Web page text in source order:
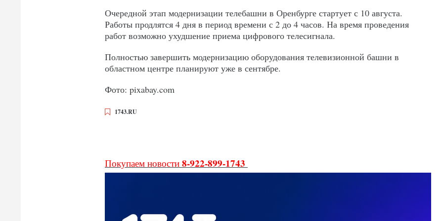
Очередной этап модернизации телебашни в Оренбурге стартует с 10 августа.
Работы продлятся 4 дня в период времени с 2 до 4 часов. На время проведения
работ возможно ухудшение приема цифрового телесигнала.
Полностью завершить модернизацию оборудования телевизионной башни в
областном центре планируют уже в сентябре.
Фото: pixabay.com
1743.RU
Покупаем новости 8-922-899-1743